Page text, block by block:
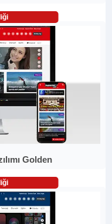
Golden